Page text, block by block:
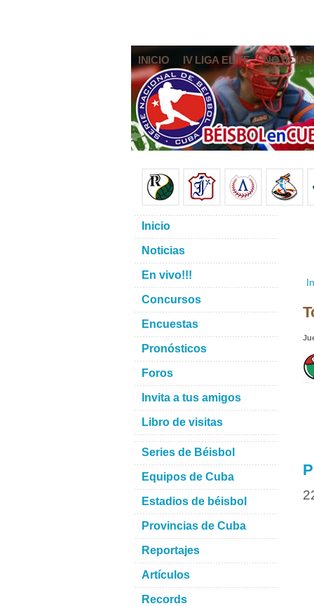
INICIO IV LIGA ELITE NOTICIAS
Inicio
Noticias
En vivo!!!
Concursos
Encuestas
Pronósticos
Foros
Invita a tus amigos
Libro de visitas
Series de Béisbol
Equipos de Cuba
Estadios de béisbol
Provincias de Cuba
Reportajes
Artículos
Records